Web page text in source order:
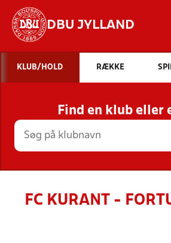
DBU JYLLAND
STILLINGER, RESULTATER,
HOLD
KLUB/HOLD RÆKKE
Find en klub eller
FC KURANT -